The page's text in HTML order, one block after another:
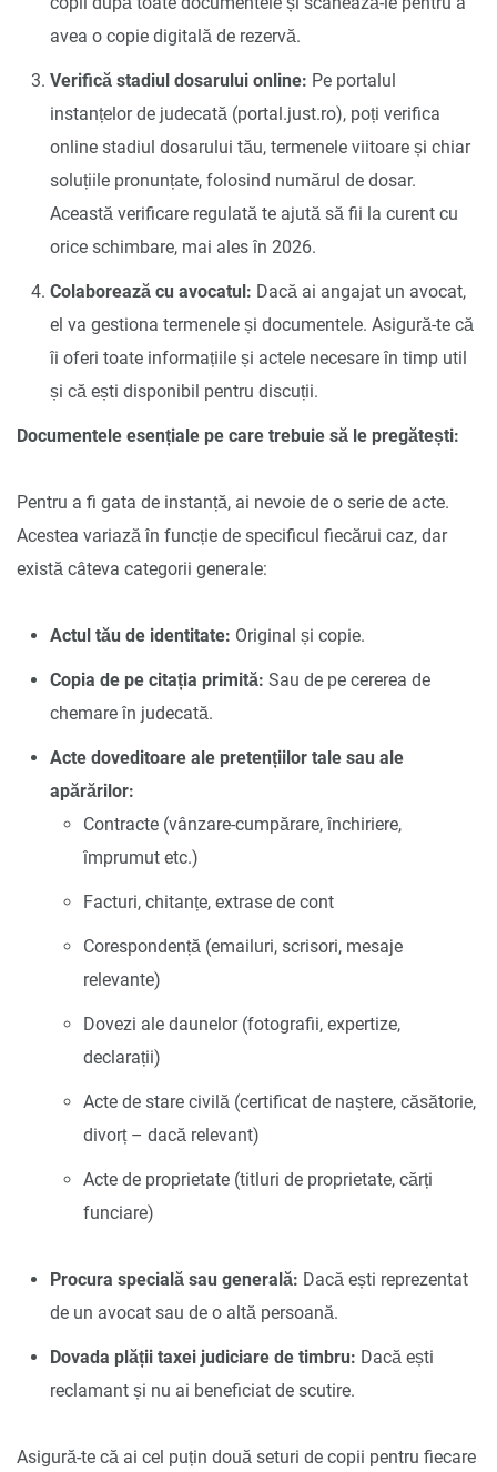
avea o copie digitală de rezervă.
Verifică stadiul dosarului online: Pe portalul
instanțelor de judecată (portal.just.ro), poți verifica
online stadiul dosarului tău, termenele viitoare și chiar
soluțiile pronunțate, folosind numărul de dosar.
Această verificare regulată te ajută să fii la curent cu
orice schimbare, mai ales în 2026.
Colaborează cu avocatul: Dacă ai angajat un avocat,
el va gestiona termenele și documentele. Asigură-te că
îi oferi toate informațiile și actele necesare în timp util
și că ești disponibil pentru discuții.
Documentele esențiale pe care trebuie să le pregătești:
Pentru a fi gata de instanță, ai nevoie de o serie de acte.
Acestea variază în funcție de specificul fiecărui caz, dar
există câteva categorii generale:
Actul tău de identitate: Original și copie.
Copia de pe citația primită: Sau de pe cererea de
chemare în judecată.
Acte doveditoare ale pretențiilor tale sau ale
apărărilor:
Contracte (vânzare-cumpărare, închiriere,
împrumut etc.)
Facturi, chitanțe, extrase de cont
Corespondență (emailuri, scrisori, mesaje
relevante)
Dovezi ale daunelor (fotografii, expertize,
declarații)
Acte de stare civilă (certificat de naștere, căsătorie,
divorț – dacă relevant)
Acte de proprietate (titluri de proprietate, cărți
funciare)
Procura specială sau generală: Dacă ești reprezentat
de un avocat sau de o altă persoană.
Dovada plății taxei judiciare de timbru: Dacă ești
reclamant și nu ai beneficiat de scutire.
Asigură-te că ai cel puțin două seturi de copii pentru fiecare